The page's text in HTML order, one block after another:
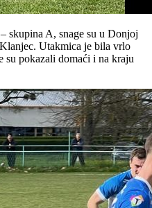
skupina A, snage su u Donjoj
Utakmica je bila vrlo
su pokazali domaći i na kraju